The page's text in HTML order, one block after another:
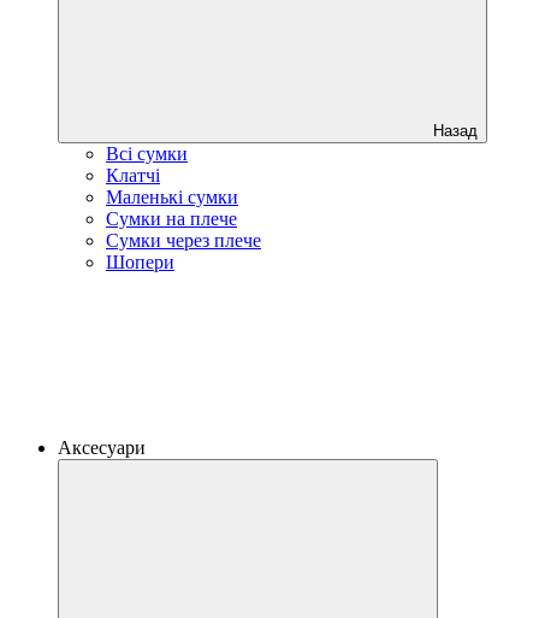
Назад
Всі сумки
Клатчі
Маленькі сумки
Сумки на плече
Сумки через плече
Шопери
Аксесуари